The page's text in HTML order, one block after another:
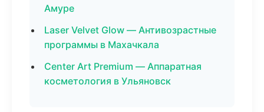
Амуре
Laser Velvet Glow — Антивозрастные
программы в Махачкала
Center Art Premium — Аппаратная
косметология в Ульяновск